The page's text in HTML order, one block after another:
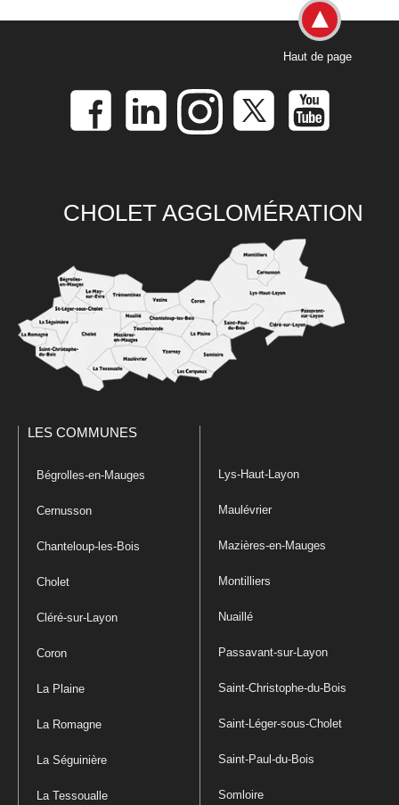
Haut de page
CHOLET AGGLOMÉRATION
LES COMMUNES
Bégrolles-en-Mauges
Cernusson
Chanteloup-les-Bois
Cholet
Cléré-sur-Layon
Coron
La Plaine
La Romagne
La Séguinière
La Tessoualle
Lys-Haut-Layon
Maulévrier
Mazières-en-Mauges
Montilliers
Nuaillé
Passavant-sur-Layon
Saint-Christophe-du-Bois
Saint-Léger-sous-Cholet
Saint-Paul-du-Bois
Somloire